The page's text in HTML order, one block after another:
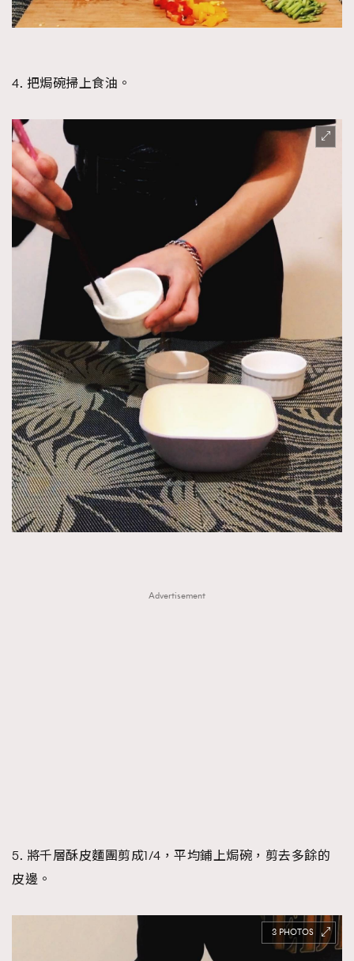
TRENDING
AFrenchMind
DressLikeAParisienne
4. 把焗碗掃上食油。
Advertisement
5. 將千層酥皮麵團剪成1/4，平均鋪上焗碗，剪去多餘的
皮邊。
3